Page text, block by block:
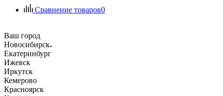
Сравнение товаров0
Ваш город
Новосибирск
Екатеринбург
Ижевск
Иркутск
Кемерово
Красноярск